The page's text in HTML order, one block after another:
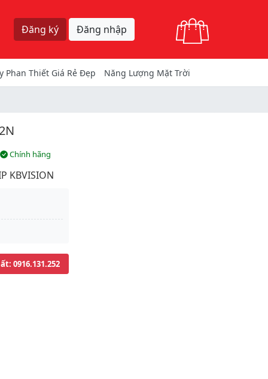
Đăng ký Đăng nhập
Phan Thiết Giá Rẻ Đẹp Năng Lượng Mặt Trời
Chính hãng
KBVISION
: 0916.131.252